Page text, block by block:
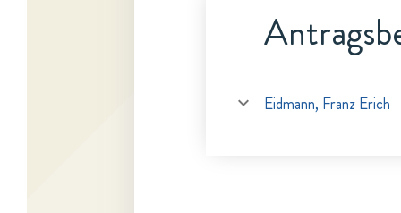
Eidmann, Franz Erich